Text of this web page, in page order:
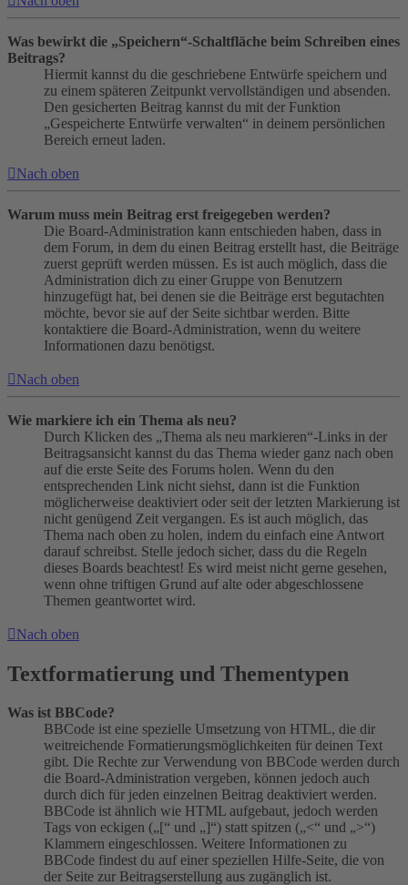
Was bewirkt die „Speichern“-Schaltfläche beim Schreiben eines
Beitrags?
Hiermit kannst du die geschriebene Entwürfe speichern und
zu einem späteren Zeitpunkt vervollständigen und absenden.
Den gesicherten Beitrag kannst du mit der Funktion
„Gespeicherte Entwürfe verwalten“ in deinem persönlichen
Bereich erneut laden.
Nach oben
Warum muss mein Beitrag erst freigegeben werden?
Die Board-Administration kann entschieden haben, dass in
dem Forum, in dem du einen Beitrag erstellt hast, die Beiträge
zuerst geprüft werden müssen. Es ist auch möglich, dass die
Administration dich zu einer Gruppe von Benutzern
hinzugefügt hat, bei denen sie die Beiträge erst begutachten
möchte, bevor sie auf der Seite sichtbar werden. Bitte
kontaktiere die Board-Administration, wenn du weitere
Informationen dazu benötigst.
Nach oben
Wie markiere ich ein Thema als neu?
Durch Klicken des „Thema als neu markieren“-Links in der
Beitragsansicht kannst du das Thema wieder ganz nach oben
auf die erste Seite des Forums holen. Wenn du den
entsprechenden Link nicht siehst, dann ist die Funktion
möglicherweise deaktiviert oder seit der letzten Markierung ist
nicht genügend Zeit vergangen. Es ist auch möglich, das
Thema nach oben zu holen, indem du einfach eine Antwort
darauf schreibst. Stelle jedoch sicher, dass du die Regeln
dieses Boards beachtest! Es wird meist nicht gerne gesehen,
wenn ohne triftigen Grund auf alte oder abgeschlossene
Themen geantwortet wird.
Nach oben
Textformatierung und Thementypen
Was ist BBCode?
BBCode ist eine spezielle Umsetzung von HTML, die dir
weitreichende Formatierungsmöglichkeiten für deinen Text
gibt. Die Rechte zur Verwendung von BBCode werden durch
die Board-Administration vergeben, können jedoch auch
durch dich für jeden einzelnen Beitrag deaktiviert werden.
BBCode ist ähnlich wie HTML aufgebaut, jedoch werden
Tags von eckigen („[“ und „]“) statt spitzen („<“ und „>“)
Klammern eingeschlossen. Weitere Informationen zu
BBCode findest du auf einer speziellen Hilfe-Seite, die von
der Seite zur Beitragserstellung aus zugänglich ist.